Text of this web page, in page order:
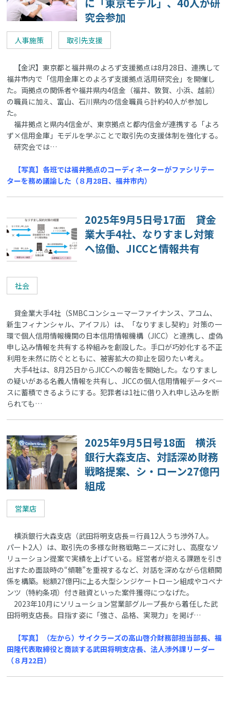
究会参加
人事施策 取引先支援
【金沢】東京都と福井県のよろず支援拠点は8月28日、連携して
福井市内で「信用金庫とのよろず支援拠点活用研究会」を開催し
た。両拠点の関係者や福井県内4信金（福井、敦賀、小浜、越前）
の職員に加え、富山、石川県内の信金職員ら計約40人が参加し
た。
福井拠点と県内4信金が、東京拠点と都内信金が連携する「よろ
ず×信用金庫」モデルを学ぶことで取引先の支援体制を強化する。
研究会では…
【写真】各班では福井拠点のコーディネーターがファシリテー
ターを務め議論した（８月28日、福井市内）
2025年9月5日号17面 貸金
業大手4社、なりすまし対策
へ協働、JICCと情報共有
社会
貸金業大手4社（SMBCコンシューマーファイナンス、アコム、
新生フィナンシャル、アイフル）は、「なりすまし契約」対策の一
環で個人信用情報機関の日本信用情報機構（JICC）と連携し、虚偽
申し込み情報を共有する枠組みを創設した。手口が巧妙化する不正
利用を未然に防ぐとともに、被害拡大の抑止を図りたい考え。
大手4社は、8月25日からJICCへの報告を開始した。なりすまし
の疑いがある名義人情報を共有し、JICCの個人信用情報データベー
スに蓄積できるようにする。犯罪者は1社に借り入れ申し込みを断
られても…
2025年9月5日号18面 横浜
銀行大森支店、対話深め財務
戦略提案、シ・ローン27億円
組成
営業店
横浜銀行大森支店（武田将明支店長＝行員12人うち渉外7人。
パート2人）は、取引先の多様な財務戦略ニーズに対し、高度なソ
リューション提案で実績を上げている。経営者が抱える課題を引き
出すため面談時の“傾聴”を重視するなど、対話を深めながら信頼関
係を構築。総額27億円に上る大型シンジケートローン組成やコベナ
ンツ（特約条項）付き融資といった案件獲得につなげた。
2023年10月にソリューション営業部グループ長から着任した武
田将明支店長。目指す姿に「強さ、品格、実現力」を掲げ…
【写真】（左から）サイクラーズの高山啓介財務部担当部長、福
田隆代表取締役と商談する武田将明支店長、法人渉外課リーダー
（８月22日）